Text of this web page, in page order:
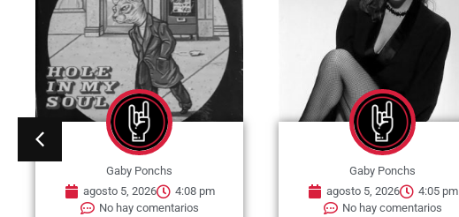
Gaby Ponchs
agosto 5, 2026
4:05 pm
No hay comentarios
Gaby Ponchs
agosto 5, 2026
4:00 pm
No hay comentarios